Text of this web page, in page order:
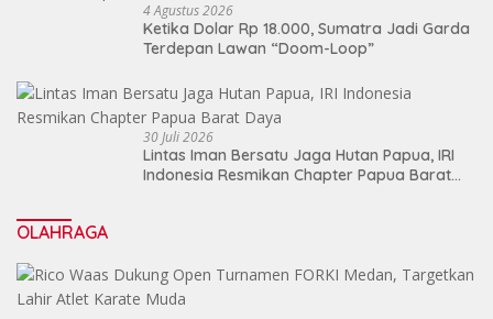
4 Agustus 2026
Ketika Dolar Rp 18.000, Sumatra Jadi Garda
Terdepan Lawan “Doom-Loop”
30 Juli 2026
Lintas Iman Bersatu Jaga Hutan Papua, IRI
Indonesia Resmikan Chapter Papua Barat
OLAHRAGA